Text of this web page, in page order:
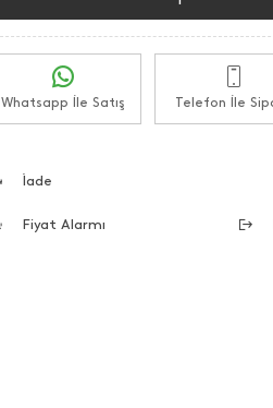
Whatsapp İle Satış Telefon İle
İade
Fiyat Alarmı